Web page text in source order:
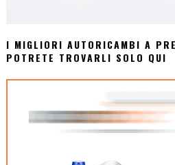
I MIGLIORI AUTORICAMBI A
POTRETE TROVARLI SOLO QUI